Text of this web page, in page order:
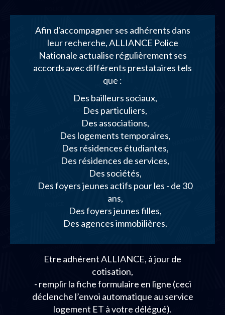
Afin d'accompagner ses adhérents dans
leur recherche, ALLIANCE Police
Nationale actualise régulièrement ses
accords avec différents prestataires tels
que :
Des bailleurs sociaux,
Des particuliers,
Des associations,
Des logements temporaires,
Des résidences étudiantes,
Des résidences de services,
Des sociétés,
Des foyers jeunes actifs pour les - de 30
ans,
Des foyers jeunes filles,
Des agences immobilières.
Etre adhérent ALLIANCE, à jour de
cotisation,
- remplir la fiche formulaire en ligne (ceci
déclenche l’envoi automatique au service
logement ET à votre délégué).